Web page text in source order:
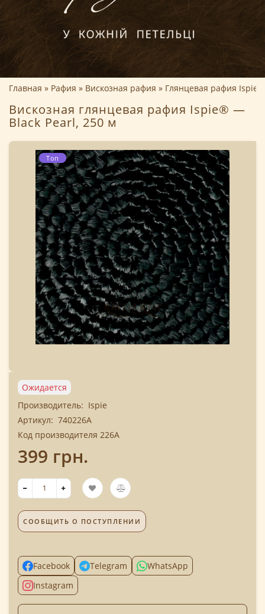
Главная Рафия Вискозная рафия Глянцевая рафия Ispie
Вискозная глянцевая рафия Ispie® —
Black Pearl, 250 м
Топ
Ожидается
Производитель: Ispie
Артикул: 740226A
Код производителя 226A
399 грн.
СООБЩИТЬ О ПОСТУПЛЕНИИ
Facebook Telegram
WhatsApp
Instagram